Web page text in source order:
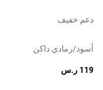
دعم خفيف
أسود/رمادي داكن
119 ر.س